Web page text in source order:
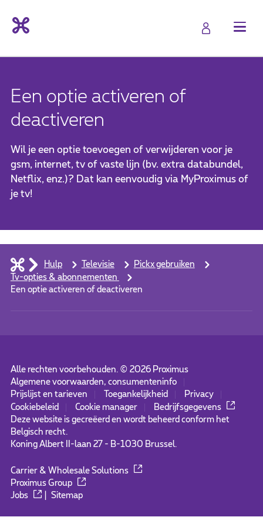
Een optie activeren of
deactiveren
Wil je een optie toevoegen of verwijderen voor je
gsm, internet, tv of vaste lijn (bv. extra databundel,
Netflix, enz.)? Dat kan eenvoudig via MyProximus of
je tv!
Hulp Televisie
Pickx gebruiken
Tv-opties & abonnementen
Een optie activeren of deactiveren
Alle rechten voorbehouden. © 2026Proximus
Algemene voorwaarden, consumenteninfo
Prijslijst en tarieven
Toegankelijkheid
Privacy
Cookiebeleid
Cookie manager
Bedrijfsgegevens
Deze website is gecreëerd en wordt beheerd conform het
Belgisch recht.
Koning Albert II-laan 27 - B-1030 Brussel.
Carrier & Wholesale Solutions
Proximus Group
Jobs
|Sitemap